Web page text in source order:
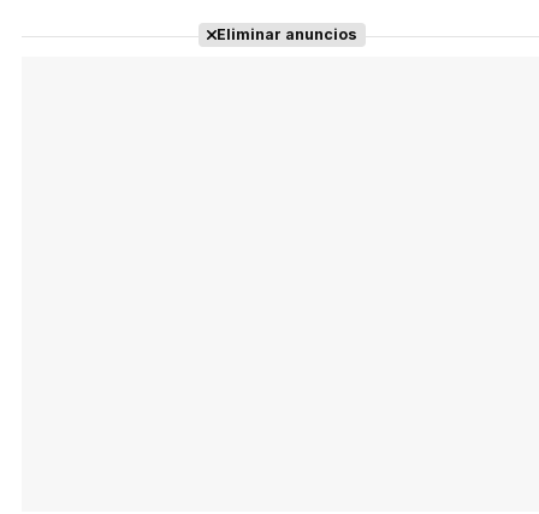
Eliminar anuncios